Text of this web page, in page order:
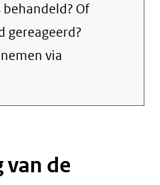
Of
gereageerd?
via
de